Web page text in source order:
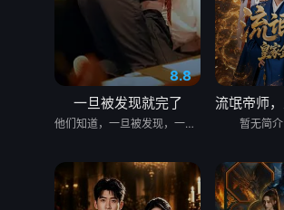
8.8
一旦被发现就完了
他们知道，一旦被发现，一切都会结束。 &nbsp; &nbsp; &nbsp; &nbsp; &nbsp; &nbsp; &nbsp; &nbsp; &nbsp; &nbsp; &nbsp; &nbsp; &nbsp; &nbsp; &nbsp; &nbsp; &nbsp; &nbsp; &nbsp; &nbsp; &nbsp; &nbsp; &nbsp; &nbsp; &nbsp; &nbsp; &nbsp; &nbsp; &nbsp; &nbsp; &nbsp; &nbsp; &nbsp; &nbsp; &nbsp; 一对高中情侣努力守护他们的秘密恋情， &nbsp; &nbsp; &nbsp; &nbsp; &nbsp; &nbsp; &nbsp; &nbsp; &nbsp; &nbsp; &nbsp; &nbsp; &nbsp; &nbsp; &nbsp; &nbsp; &nbsp; &nbsp; &nbsp; &nbsp; &nbsp; &nbsp; &nbsp; &nbsp; &nbsp; &nbsp; &nbsp; &nbsp; &nbsp; &nbsp; &nbsp; &nbsp; &nbsp; &nbsp; &nbsp; 在嫉妒、误解和被发现的恐惧中艰难前行。 &nbsp; &nbsp; &nbsp; &nbsp; &nbsp; &nbsp; &nbsp; &nbsp; &nbsp; &nbsp; &nbsp; &nbsp; &nbsp; &nbsp; &nbsp; &nbsp; &nbsp; &nbsp; &nbsp; &nbsp; &nbsp; &nbsp; &nbsp; &nbsp; &nbsp; &nbsp; &nbsp; &nbsp; &nbsp; &nbsp; &nbsp; &nbsp; &nbsp; &nbsp; &nbsp; 他们的爱情始于学校空无一人的体育器材室。 &nbsp; &nbsp; &nbsp; &nbsp; &nbsp; &nbsp; &nbsp; &nbsp; &nbsp; &nbsp; &nbsp; &nbsp; &nbsp; &nbsp; &nbsp; &nbsp; &nbsp; &nbsp; &nbsp; &nbsp; &nbsp; &nbsp; &nbsp; &nbsp; &nbsp; &nbsp; &nbsp; &nbsp; &nbsp; &nbsp; &nbsp; &nbsp; &nbsp; &nbsp; &nbsp; 他们立下一个约定： &nbsp; &nbsp; &nbsp; &nbsp; &nbsp; &nbsp; &nbsp; &nbsp; &nbsp; &nbsp; &nbsp; &nbsp; &nbsp; &nbsp; &nbsp; &nbsp; &nbsp; &nbsp; &nbsp; &nbsp; &nbsp; &nbsp; &nbsp; &nbsp; &nbsp; &nbsp; &nbsp; &nbsp; &nbsp; &nbsp; &nbsp; &nbsp; &nbsp; &nbsp; &nbsp; 「如果有人发现我们的关系，我们就分手。」 &nbsp; &nbsp; &nbsp; &nbsp; &nbsp; &nbsp; &nbsp; &nbsp; &nbsp; &nbsp; &nbsp; &nbsp; &nbsp; &nbsp; &nbsp; &nbsp; &nbsp; &nbsp; &nbsp; &nbsp; &nbsp; &nbsp; &nbsp; &nbsp; &nbsp; &nbsp; &nbsp; &nbsp; &nbsp; &nbsp; &nbsp; &nbsp; &nbsp; &nbsp; &nbsp; 他们相爱——却不得不隐藏。 &nbsp; &nbsp; &nbsp; &nbsp; &nbsp; &nbsp; &nbsp; &nbsp; &nbsp; &nbsp; &nbsp; &nbsp; &nbsp; &nbsp; &nbsp; &nbsp; &nbsp; &nbsp; &nbsp; &nbsp; &nbsp; &nbsp; &nbsp; &nbsp; &nbsp; &nbsp; &nbsp; &nbsp; &nbsp; &nbsp; &nbsp; &nbsp; &nbsp; &nbsp; &nbsp; 一个关于两个少年在冲突、距离与脆弱中学会爱的动人成长故事。 暂无简